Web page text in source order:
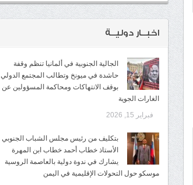
اخبــار دوليــة
الجالية الجنوبية في ألمانيا تنظم وقفة
حاشدة في ميونخ وتطالب المجتمع الدولي
بوقف الانتهاكات ومحاكمة المسؤولين عن
الغارات الجوية
فبراير 15, 2026
بتكليف من رئيس مجلس الشباب الجنوبي
الأستاذ خطاب أحمد خطاب ابن المهرة
يشارك في ندوة دولية بالعاصمة الروسية
موسكو حول التحولات الإقليمية في اليمن